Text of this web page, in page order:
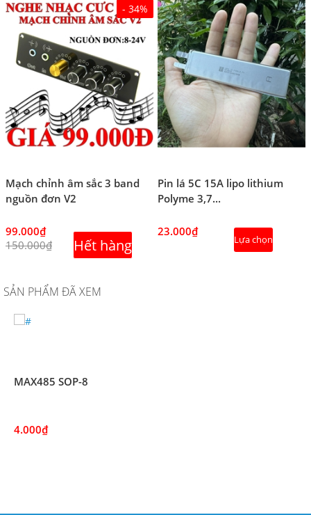
- 34%
Mạch chỉnh âm sắc 3 band
nguồn đơn V2
99.000₫
150.000₫
Hết hàng
Pin lá 5C 15A lipo lithium
Polyme 3,7...
23.000₫
Lựa chọn
SẢN PHẨM ĐÃ XEM
MAX485 SOP-8
4.000₫